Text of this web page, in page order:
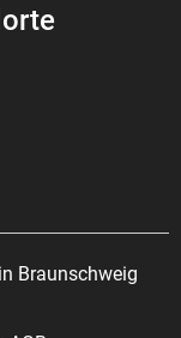
Braunschweig